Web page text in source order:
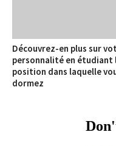
Découvrez-en plus sur
personnalité en étudiant
position dans laquelle
dormez